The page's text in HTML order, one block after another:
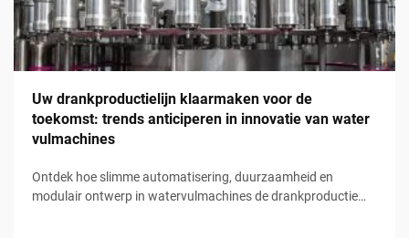
Uw drankproductielijn klaarmaken voor de
toekomst: trends anticiperen in innovatie van water
vulmachines
Ontdek hoe slimme automatisering, duurzaamheid en
modulair ontwerp in watervulmachines de drankproductie